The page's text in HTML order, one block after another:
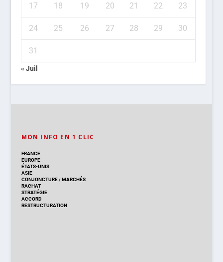
17 18 19 20 21 22 23
24 25 26 27 28 29 30
31
« Juil
MON INFO EN 1 CLIC
FRANCE
EUROPE
ÉTATS-UNIS
ASIE
CONJONCTURE/MARCHÉS
RACHAT
STRATÉGIE
ACCORD
RESTRUCTURATION